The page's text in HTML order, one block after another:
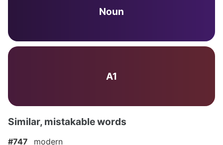
Noun
A1
Similar, mistakable words
#747 modern